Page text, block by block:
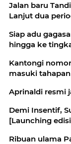
Jalan baru
Lanjut dua
Siap adu
hingga ke
Kantongi
masuki
Aprinaldi resmi
Demi Insentif,
[Launching
Ribuan ulama